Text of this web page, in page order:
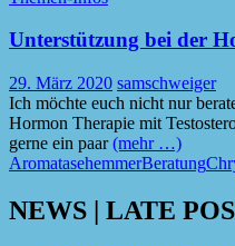
Unterstützung bei der
29. März 2020 samschweiger
Ich möchte euch nicht nur
Hormon Therapie mit
gerne ein paar(mehr …)
AromatasehemmerBeratung
NEWS | LATE